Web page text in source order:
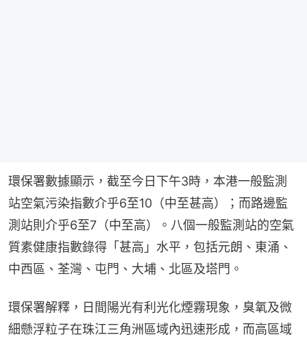
環保署數據顯示，截至今日下午3時，本港一般監測
站空氣污染指數介乎6至10（中至甚高）；而路邊監
測站則介乎6至7（中至高）。八個一般監測站的空氣
質素健康指數錄得「甚高」水平，包括元朗、東涌、
中西區、荃灣、屯門、大埔、北區及塔門。
環保署解釋，日間陽光有利光化煙霧現象，臭氧及微
細懸浮粒子在珠江三角洲區域內迅速形成，而高區域